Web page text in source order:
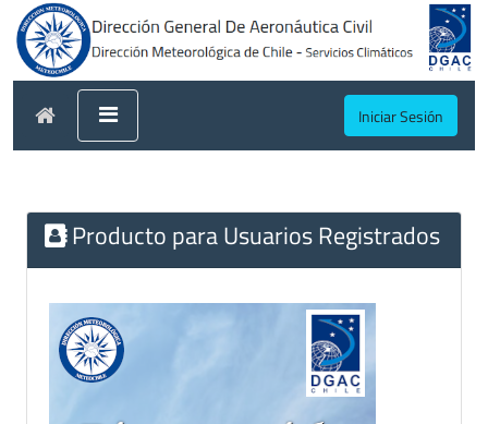
Iniciar Sesión
Producto para Usuarios Registrados